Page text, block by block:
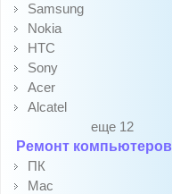
Samsung
Nokia
HTC
Sony
Acer
Alcatel
еще 12
Ремонт компьютеров
ПК
Mac